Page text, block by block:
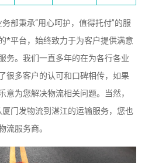
部秉承“用心呵护，值得托付”的服
*平台，始终致力于为客户提供满意
务。我们一直多年的在为各行各业
很多客户的认可和口碑相传，如果
意为您解决物流相关问题。当然，
门发物流到湛江的运输服务，您也
流服务商。